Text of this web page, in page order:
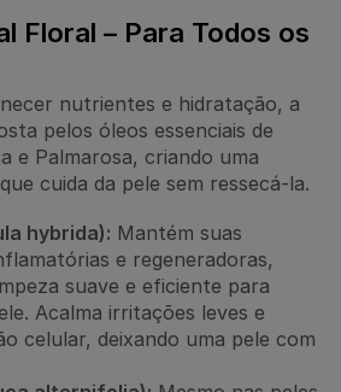
Floral – Para Todos os
nutrientes e hidratação, a
pelos óleos essenciais de
e Palmarosa, criando uma
cuida da pele sem ressecá-la.
hybrida): Mantém suas
e regeneradoras,
suave e eficiente para
Acalma irritações leves e
celular, deixando uma pele com